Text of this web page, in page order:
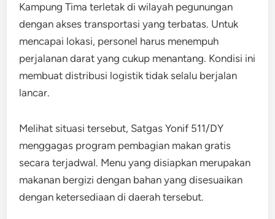
Kampung Tima terletak di wilayah pegunungan
dengan akses transportasi yang terbatas. Untuk
mencapai lokasi, personel harus menempuh
perjalanan darat yang cukup menantang. Kondisi ini
membuat distribusi logistik tidak selalu berjalan
lancar.
Melihat situasi tersebut, Satgas Yonif 511/DY
menggagas program pembagian makan gratis
secara terjadwal. Menu yang disiapkan merupakan
makanan bergizi dengan bahan yang disesuaikan
dengan ketersediaan di daerah tersebut.